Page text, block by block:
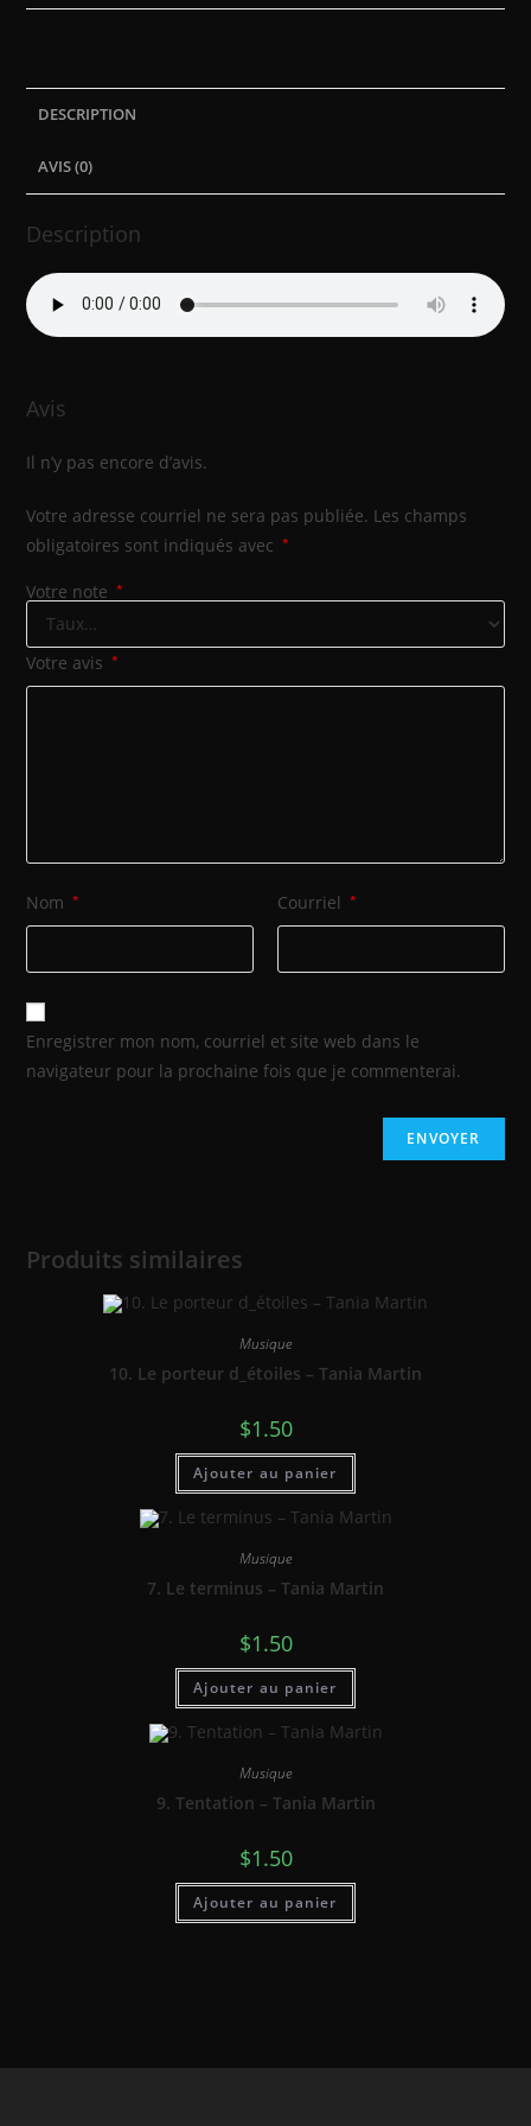
DESCRIPTION
AVIS (0)
Description
Avis
Il n’y pas encore d’avis.
Votre adresse courriel ne sera pas publiée. Les champs
obligatoires sont indiqués avec
*
Votre note *
Votre avis *
Nom * Courriel *
Enregistrer mon nom, courriel et site web dans le
navigateur pour la prochaine fois que je commenterai.
Produits similaires
Musique
10. Le porteur d_étoiles – Tania Martin
$1.50
Ajouter au panier
Musique
7. Le terminus – Tania Martin
$1.50
Ajouter au panier
Musique
9. Tentation – Tania Martin
$1.50
Ajouter au panier